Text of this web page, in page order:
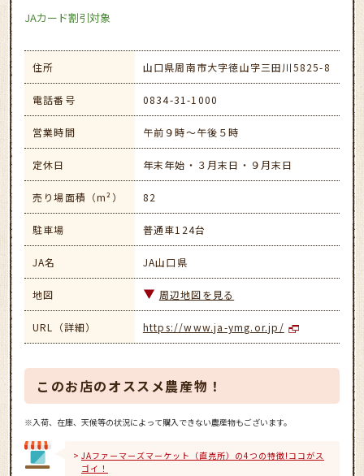
JAカード割引対象
住所 山口県周南市大字徳山字三田川5825-8
電話番号 0834-31-1000
営業時間 午前９時～午後５時
定休日 年末年始・３月末日・９月末日
売り場面積（m²） 82
駐車場 普通車124台
JA名 JA山口県
地図 周辺地図を見る
URL（詳細） https://www.ja-ymg.or.jp/
このお店のオススメ農産物！
※入荷、在庫、天候等の状況によって購入できない農産物もございます。
JAファーマーズマーケット（直売所）の4つの特徴!ココがス
ゴイ！